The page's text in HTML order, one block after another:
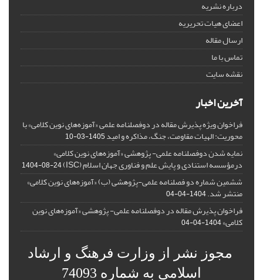
درباره نشریه
اعضای هیات تحریریه
ارسال مقاله
تماس با ما
نقشه سایت
آخرین اخبار
فراخوان ویژه پذیرش مقاله در دوفصلنامه علمی «آموزه‌های نوین کلامی» با
محوریت: الهیات مقاومت، جنگ، مذاکره و امید1405-03-10
نمایه شدن دوفصلنامه علمی- پژوهشی «آموزه‌های نوین کلامی»
درمؤسسه استنادی و پایش علم و فناوری جهان اسلام (ISC) 1404-08-24
ششمین شماره دو فصلنامه علمی-پژوهشی (ب) «آموزه‌های نوین کلامی»
منتشر شد.1404-04-04
فراخوان پذیرش مقاله در دوفصلنامه علمی- پژوهشی «آموزه‌های نوین
کلامی»1404-04-04
مجوز نشر از وزارت فرهنگ و ارشاد
اسلامی به شماره 74093